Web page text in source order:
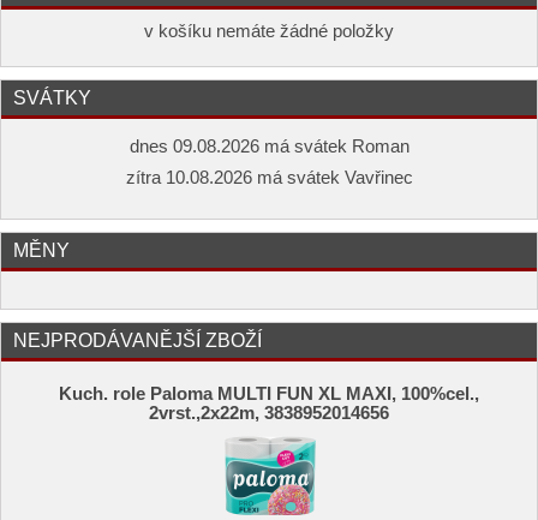
v košíku nemáte žádné položky
SVÁTKY
dnes 09.08.2026 má svátek Roman
zítra 10.08.2026 má svátek Vavřinec
MĚNY
NEJPRODÁVANĚJŠÍ ZBOŽÍ
Kuch. role Paloma MULTI FUN XL MAXI, 100%cel.,
2vrst.,2x22m, 3838952014656